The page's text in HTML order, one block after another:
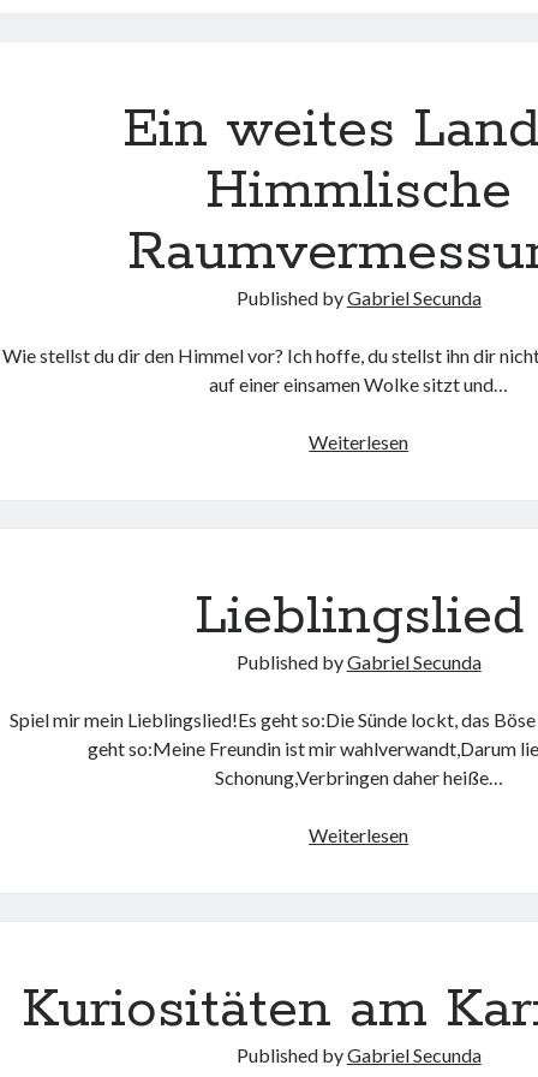
Ein weites
Himmlische
Published byGabriel Secunda
Wie stellst du dir den Himmel vor? Ich hoffe, du stellst ihn dir
auf einer einsamen Wolke sitzt und…
Weiterlesen
Lieblingslied
Published byGabriel Secunda
Spiel mir mein Lieblingslied!Es geht so:Die Sünde lockt, das
geht so:Meine Freundin ist mir wahlverwandt,Darum
Schonung,Verbringen daher heiße…
Weiterlesen
Kuriositäten am
Published byGabriel Secunda